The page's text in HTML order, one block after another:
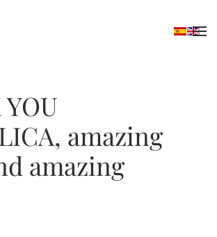
amazing
amazing